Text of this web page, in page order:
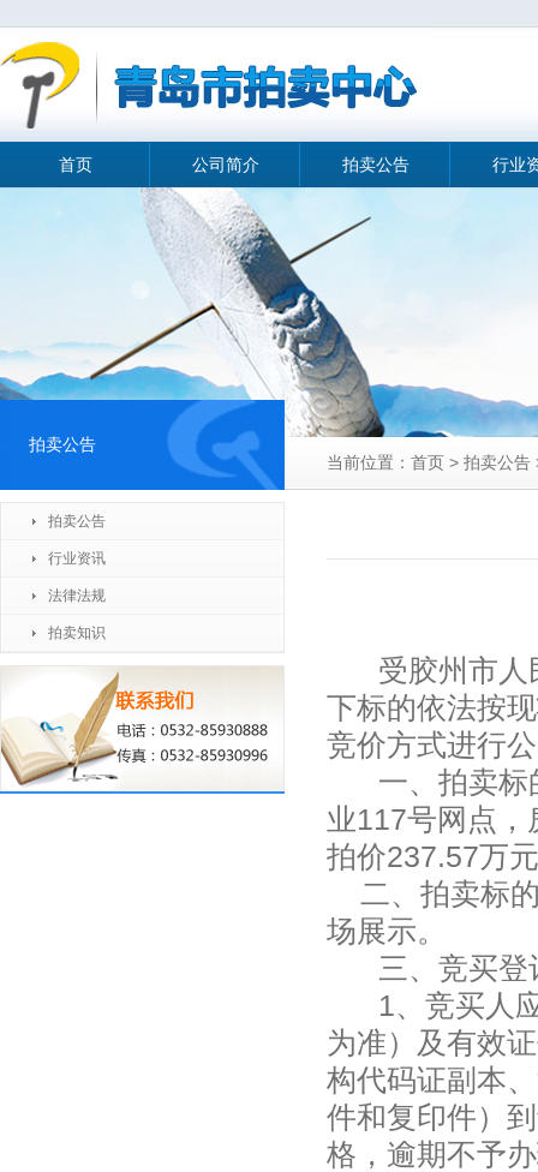
首页 公司简介 拍卖公告 行业
拍卖公告
拍卖公告
行业资讯
法律法规
拍卖知识
当前位置：首页 > 拍卖公
受胶州市人
下标的依法按
竞价方式进行
一、拍卖标
业117号网点
拍价237.57万
二、拍卖标
场展示。
三、竞买
1、竞买人
为准）及有效
构代码证副本、
件和复印件）
格，逾期不予